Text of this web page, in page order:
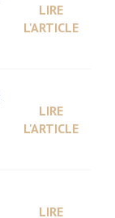
LIRE
L'ARTICLE
LIRE
L'ARTICLE
LIRE